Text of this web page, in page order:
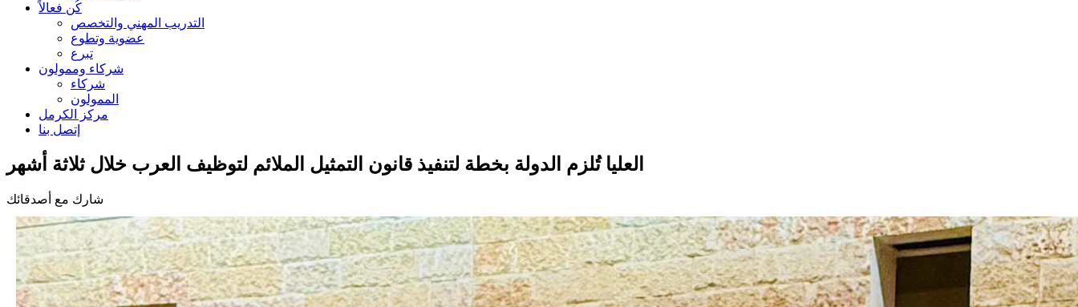
كُن فعالاً
التدريب المهني والتخصص
عضوية وتطوع
تبرع
شركاء وممولون
شركاء
الممولون
مركز الكرمل
إتصل بنا
العليا تُلزم الدولة بخطة لتنفيذ قانون التمثيل الملائم لتوظيف العرب خلال ثلاثة أشهر
شارك مع أصدقائك